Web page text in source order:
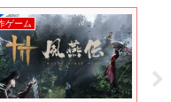
ゲーム